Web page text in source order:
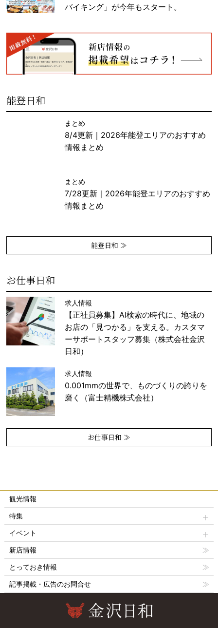
バイキング」が今年もスタート。
能登日和
まとめ
8/4更新｜2026年能登エリアのおすすめ
情報まとめ
まとめ
7/28更新｜2026年能登エリアのおすすめ
情報まとめ
能登日和 ≫
お仕事日和
求人情報
【正社員募集】AI検索の時代に、地域の
お店の「見つかる」を支える。カスタマ
ーサポートスタッフ募集（株式会社金沢
日和）
求人情報
0.001mmの世界で、ものづくりの誇りを
磨く（富士精機株式会社）
お仕事日和 ≫
観光情報
特集
イベント
新店情報
とっておき情報
記事掲載・広告のお問合せ